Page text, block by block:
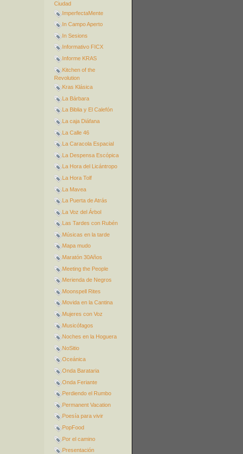
Ciudad
ImperfectaMente
In Campo Aperto
In Sesions
Informativo FICX
Informe KRAS
Kitchen of the
Revolution
Kras Klásica
La Bárbara
La Biblia y El Calefón
La caja Diáfana
La Calle 46
La Caracola Espacial
La Despensa Escópica
La Hora del Licántropo
La Hora Tolf
La Mavea
La Puerta de Atrás
La Voz del Árbol
Las Tardes con Rubén
Músicas en la tarde
Mapa mudo
Maratón 30Años
Meeting the People
Merienda de Negros
Moonspell Rites
Movida en la Cantina
Mujeres con Voz
Musicófagos
Noches en la Hoguera
NoSitio
Oceánica
Onda Barataria
Onda Feriante
Perdiendo el Rumbo
Permanent Vacation
Poesía para vivir
PopFood
Por el camino
Presentación